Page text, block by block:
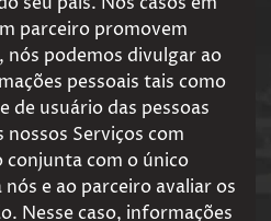
parceiro promovem
nós podemos divulgar ao
pessoais tais como
de usuário das pessoas
nossos Serviços com
com o único
e ao parceiro avaliar os
Nesse caso, informações